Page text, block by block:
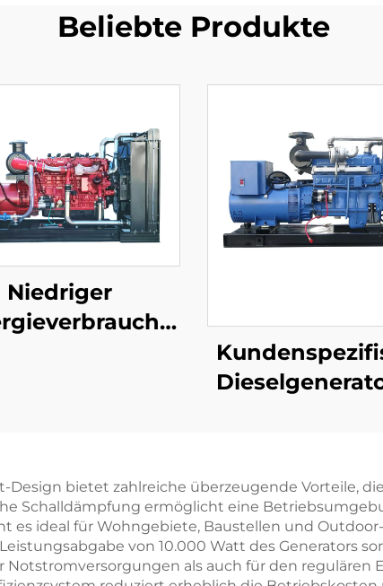
Beliebte Produkte
Niedriger
Design bietet zahlreiche überzeugende Vorteile,
Schalldämpfung ermöglicht eine
es ideal für Wohngebiete, Baustellen und
von 10.000 Watt des Generators
Notstromversorgungen als auch für den